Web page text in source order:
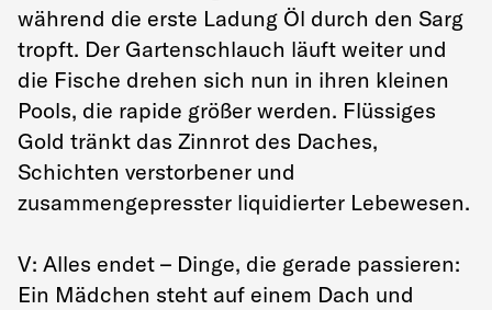
während die erste Ladung Öl durch den Sarg
tropft. Der Gartenschlauch läuft weiter und
die Fische drehen sich nun in ihren kleinen
Pools, die rapide größer werden. Flüssiges
Gold tränkt das Zinnrot des Daches,
Schichten verstorbener und
zusammengepresster liquidierter Lebewesen.
V: Alles endet – Dinge, die gerade passieren:
Ein Mädchen steht auf einem Dach und